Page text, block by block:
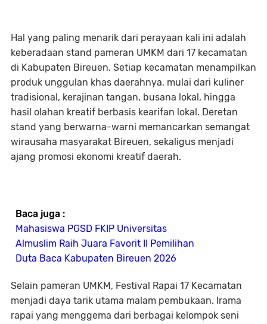
Hal yang paling menarik dari perayaan kali ini adalah
keberadaan stand pameran UMKM dari 17 kecamatan
di Kabupaten Bireuen. Setiap kecamatan menampilkan
produk unggulan khas daerahnya, mulai dari kuliner
tradisional, kerajinan tangan, busana lokal, hingga
hasil olahan kreatif berbasis kearifan lokal. Deretan
stand yang berwarna-warni memancarkan semangat
wirausaha masyarakat Bireuen, sekaligus menjadi
ajang promosi ekonomi kreatif daerah.
Baca juga :
Mahasiswa PGSD FKIP Universitas
Almuslim Raih Juara Favorit II Pemilihan
Duta Baca Kabupaten Bireuen 2026
Selain pameran UMKM, Festival Rapai 17 Kecamatan
menjadi daya tarik utama malam pembukaan. Irama
rapai yang menggema dari berbagai kelompok seni